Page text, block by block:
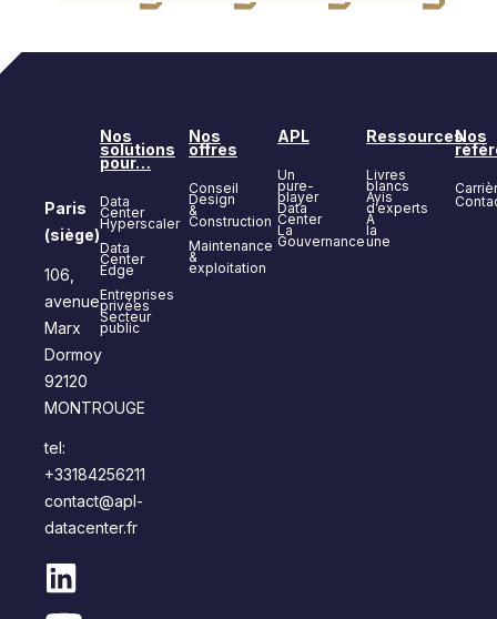
Paris
(siège)
106,
avenue
Marx
Dormoy
92120
MONTROUGE
tel:
+33184256211
contact@apl-
datacenter.fr
Nos
solutions
pour…
Data
Center
Hyperscaler
Data
Center
Edge
Entreprises
privées
Secteur
public
Nos
offres
Conseil
Design
&
Construction
Maintenance
&
exploitation
APL
Un
pure-
player
Data
Center
La
Gouvernance
Ressources
Livres
blancs
Avis
d’experts
À
la
une
Nos